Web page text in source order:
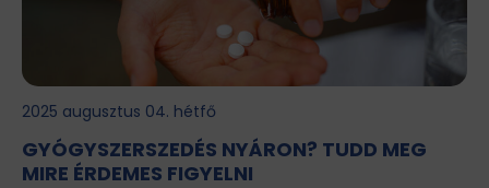
2025 augusztus 04. hétfő
GYÓGYSZERSZEDÉS NYÁRON? TUDD MEG
MIRE ÉRDEMES FIGYELNI